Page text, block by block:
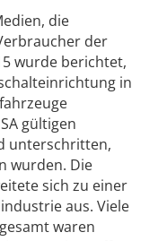
die
der
wurde berichtet,
in
gültigen
unterschritten,
wurden. Die
sich zu einer
aus. Viele
waren